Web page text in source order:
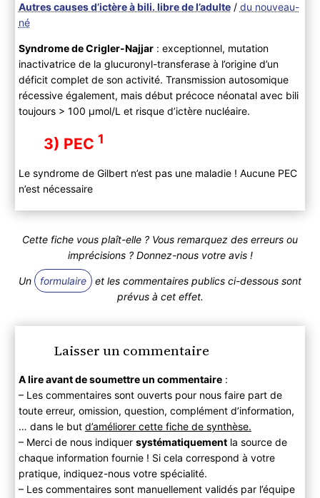
Autres causes d’ictère à bili. libre de l’adulte/ du nouveau-
né
Syndrome de Crigler-Najjar: exceptionnel, mutation
inactivatrice de la glucuronyl-transferase à l’origine d’un
déficit complet de son activité. Transmission autosomique
récessive également, mais début précoce néonatal avec bili
toujours > 100 µmol/L et risque d’ictère nucléaire.
3) PEC 1
Le syndrome de Gilbert n’est pas une maladie ! Aucune PEC
n’est nécessaire
Cette fiche vous plaît-elle ? Vous remarquez des erreurs ou
imprécisions ? Donnez-nous votre avis !
Un formulaire
et les commentaires publics ci-dessous sont
prévus à cet effet.
Laisser un commentaire
A lire avant de soumettre un commentaire:
– Les commentaires sont ouverts pour nous faire part de
toute erreur, omission, question, complément d’information,
… dans le but d’améliorer cette fiche de synthèse.
– Merci de nous indiquer systématiquementla source de
chaque information fournie ! Si cela correspond à votre
pratique, indiquez-nous votre spécialité.
– Les commentaires sont manuellement validés par l’équipe